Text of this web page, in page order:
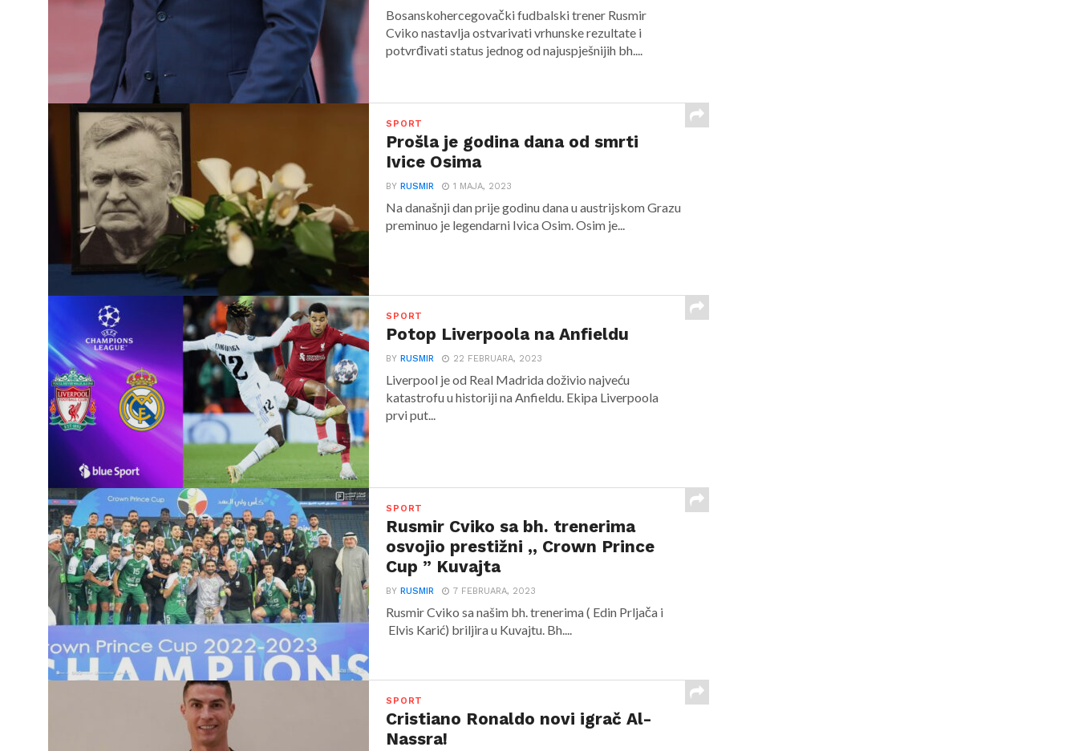
Bosanskohercegovački fudbalski trener Rusmir
Cviko nastavlja ostvarivati vrhunske rezultate i
potvrđivati status jednog od najuspješnijih bh....
SPORT
Prošla je godina dana od smrti
Ivice Osima
BYRUSMIR 1 MAJA, 2023
Na današnji dan prije godinu dana u austrijskom Grazu
preminuo je legendarni Ivica Osim. Osim je...
SPORT
Potop Liverpoola na Anfieldu
BYRUSMIR 22 FEBRUARA, 2023
Liverpool je od Real Madrida doživio najveću
katastrofu u historiji na Anfieldu. Ekipa Liverpoola
prvi put...
SPORT
Rusmir Cviko sa bh. trenerima
osvojio prestižni ,, Crown Prince
Cup ” Kuvajta
BYRUSMIR 7 FEBRUARA, 2023
Rusmir Cviko sa našim bh. trenerima ( Edin Prljača i
Elvis Karić) briljira u Kuvajtu. Bh....
SPORT
Cristiano Ronaldo novi igrač Al-
Nassra!